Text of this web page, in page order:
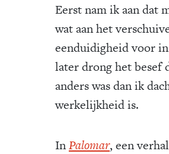
Eerst nam ik aan dat
wat aan het
eenduidigheid voor in
later drong het besef
anders was dan ik
werkelijkheid is.
InPalomar, een